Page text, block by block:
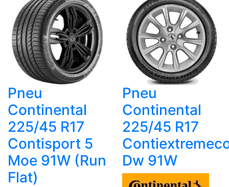
Pneu
Continental
225/45 R17
Contisport 5
Moe 91W (Run
Flat)
Pneu
Continental
225/45 R17
Dw 91W